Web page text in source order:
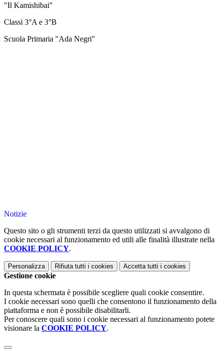
"Il Kamishibai"
Classi 3°A e 3°B
Scuola Primaria "Ada Negri"
Notizie
Questo sito o gli strumenti terzi da questo utilizzati si avvalgono di
cookie necessari al funzionamento ed utili alle finalità illustrate nella
COOKIE POLICY.
Personalizza Rifiuta tutti i cookies Accetta tutti i cookies
Gestione cookie
In questa schermata è possibile scegliere quali cookie consentire.
I cookie necessari sono quelli che consentono il funzionamento della
piattaforma e non è possibile disabilitarli.
Per conoscere quali sono i cookie necessari al funzionamento potete
visionare la COOKIE POLICY.